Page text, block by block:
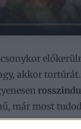
akkor
már most